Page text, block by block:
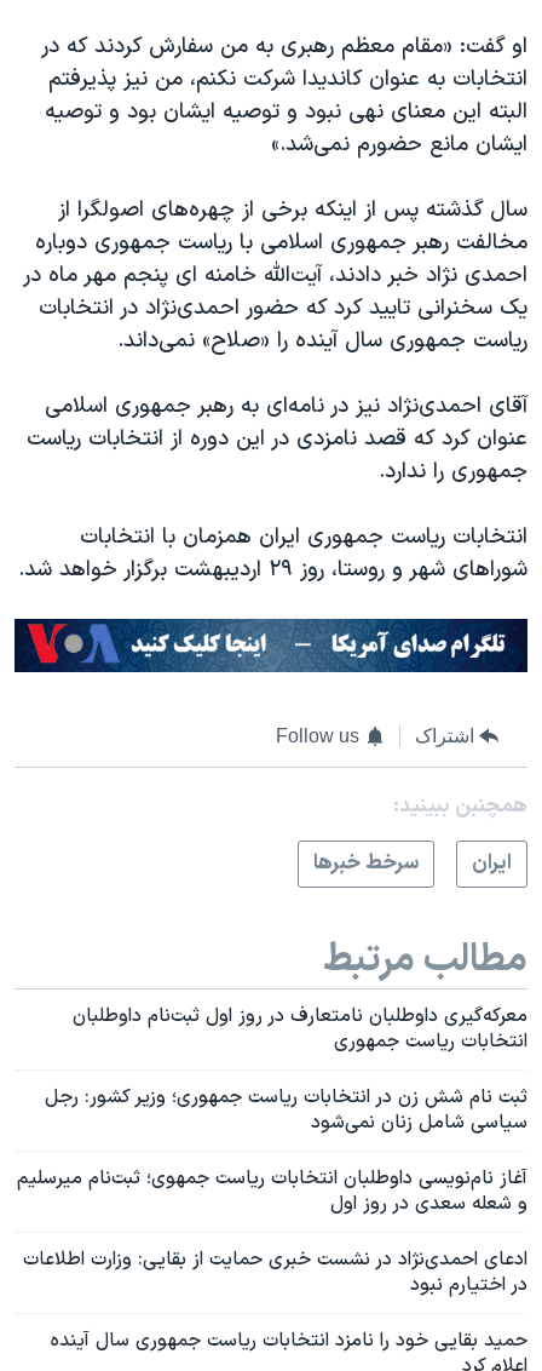
او گفت: «مقام معظم رهبری به من سفارش کردند که در
انتخابات به عنوان کاندیدا شرکت نکنم، من نیز پذیرفتم
البته این معنای نهی نبود و توصیه ایشان بود و توصیه
ایشان مانع حضورم نمی‌شد.»
سال گذشته پس از اینکه برخی از چهره‌های اصولگرا از
مخالفت رهبر جمهوری اسلامی با ریاست جمهوری دوباره
احمدی نژاد خبر دادند، آیت‌الله خامنه ای پنجم مهر ماه در
یک سخنرانی تایید کرد که حضور احمدی‌نژاد در انتخابات
ریاست جمهوری سال آینده را «صلاح» نمی‌داند.
آقای احمدی‌نژاد نیز در نامه‌ای به رهبر جمهوری اسلامی
عنوان کرد که قصد نامزدی در این دوره از انتخابات ریاست
جمهوری را ندارد.
انتخابات ریاست جمهوری ایران همزمان با انتخابات
شوراهای شهر و روستا، روز ۲۹ اردیبهشت برگزار خواهد شد.
اشتراک Follow us
همچنبن ببینید:
ايران
سرخط خبرها
مطالب مرتبط
معرکه‌گیری داوطلبان نامتعارف در روز اول ثبت‌نام داوطلبان
انتخابات ریاست جمهوری
ثبت نام شش زن در انتخابات ریاست جمهوری؛ وزیر کشور: رجل
سیاسی شامل زنان نمی‌شود
آغاز نام‌نویسی داوطلبان انتخابات ریاست جمهوی؛ ثبت‌نام میرسلیم
و شعله سعدی در روز اول
ادعای احمدی‌نژاد در نشست خبری حمایت از بقایی: وزارت اطلاعات
در اختیارم نبود
حمید بقایی خود را نامزد انتخابات ریاست جمهوری سال آینده